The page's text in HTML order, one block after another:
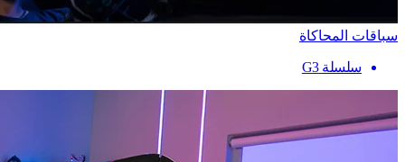
سباقات المحاكاة
سلسلة G3